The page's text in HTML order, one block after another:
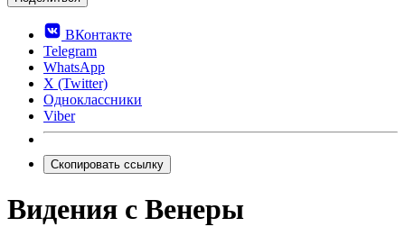
ВКонтакте
Telegram
WhatsApp
X (Twitter)
Одноклассники
Viber
Скопировать ссылку
Видения с Венеры